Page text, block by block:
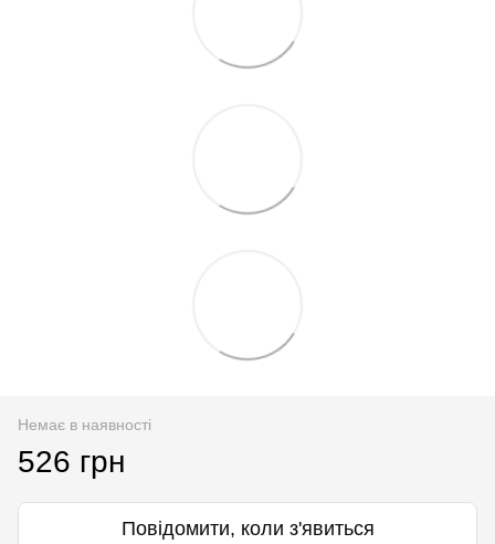
Немає в наявності
526 грн
Повідомити, коли з'явиться